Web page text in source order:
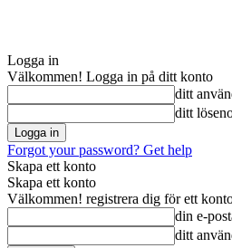
Logga in
Välkommen! Logga in på ditt konto
ditt
ditt
Forgot your password? Get help
Skapa ett konto
Skapa ett konto
Välkommen! registrera dig för ett
din e-
ditt